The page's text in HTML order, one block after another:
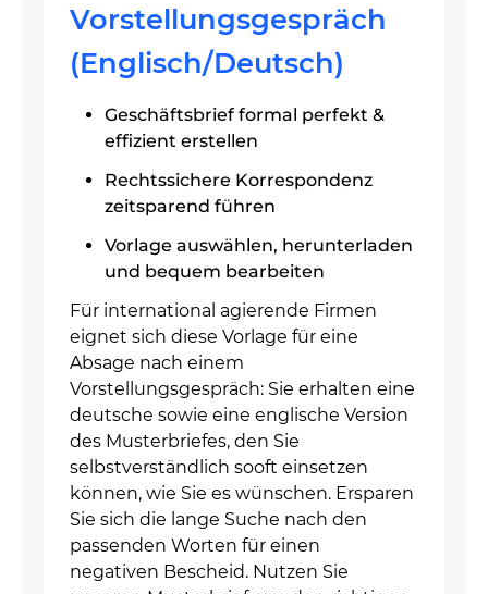
Vorstellungsgespräch
(Englisch/Deutsch)
Geschäftsbrief formal perfekt &
effizient erstellen
Rechtssichere Korrespondenz
zeitsparend führen
Vorlage auswählen, herunterladen
und bequem bearbeiten
Für international agierende Firmen
eignet sich diese Vorlage für eine
Absage nach einem
Vorstellungsgespräch: Sie erhalten eine
deutsche sowie eine englische Version
des Musterbriefes, den Sie
selbstverständlich sooft einsetzen
können, wie Sie es wünschen. Ersparen
Sie sich die lange Suche nach den
passenden Worten für einen
negativen Bescheid. Nutzen Sie